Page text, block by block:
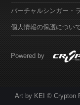
バーチャルシンガー・
個人情報の保護につい
Powered by
Art by KEI © Crypton